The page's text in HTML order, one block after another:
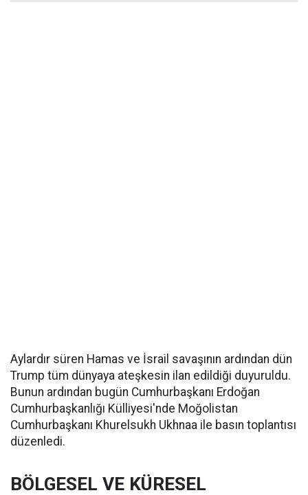
Aylardır süren Hamas ve İsrail savaşının ardından dün
Trump tüm dünyaya ateşkesin ilan edildiği duyuruldu.
Bunun ardından bugün Cumhurbaşkanı Erdoğan
Cumhurbaşkanlığı Külliyesi'nde Moğolistan
Cumhurbaşkanı Khurelsukh Ukhnaa ile basın toplantısı
düzenledi.
BÖLGESEL VE KÜRESEL